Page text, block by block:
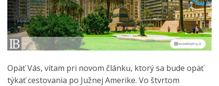
Opäť Vás, vítam pri novom článku, ktorý sa bude opäť
týkať cestovania po Južnej Amerike. Vo štvrtom